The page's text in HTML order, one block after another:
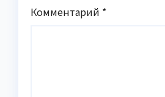
Комментарий *